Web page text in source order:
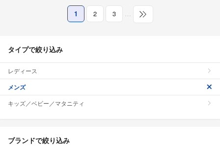
1 2 3 …
タイプで絞り込み
レディース
メンズ
キッズ／ベビー／マタニティ
ブランドで絞り込み